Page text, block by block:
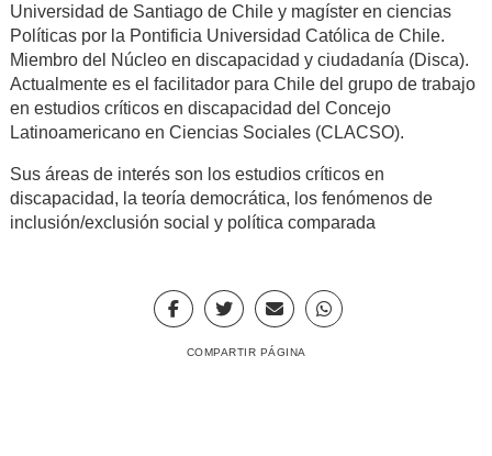
Universidad de Santiago de Chile y magíster en ciencias
Políticas por la Pontificia Universidad Católica de Chile.
Miembro del Núcleo en discapacidad y ciudadanía (Disca).
Actualmente es el facilitador para Chile del grupo de trabajo
en estudios críticos en discapacidad del Concejo
Latinoamericano en Ciencias Sociales (CLACSO).
Sus áreas de interés son los estudios críticos en
discapacidad, la teoría democrática, los fenómenos de
inclusión/exclusión social y política comparada
COMPARTIR PÁGINA